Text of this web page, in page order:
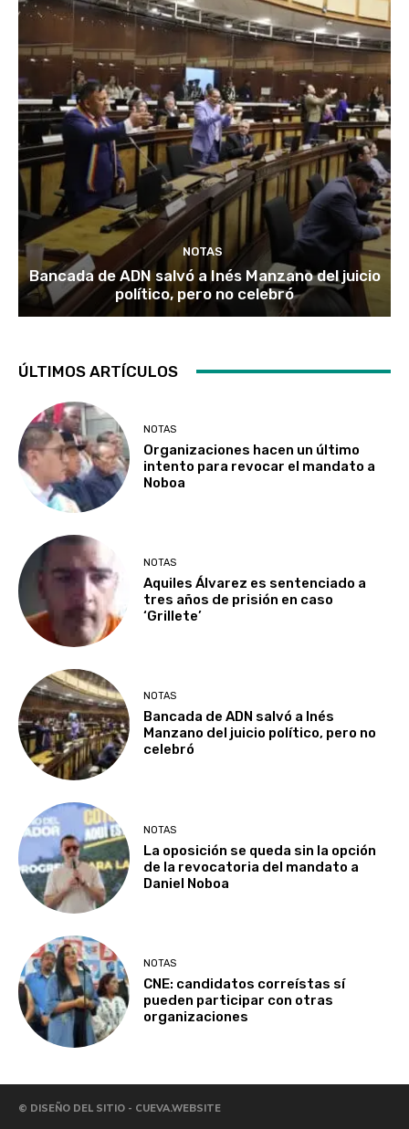
NOTAS
Bancada de ADN salvó a Inés Manzano del juicio
político, pero no celebró
ÚLTIMOS ARTÍCULOS
NOTAS
Organizaciones hacen un último
intento para revocar el mandato a
Noboa
NOTAS
Aquiles Álvarez es sentenciado a
tres años de prisión en caso
‘Grillete’
NOTAS
Bancada de ADN salvó a Inés
Manzano del juicio político, pero no
celebró
NOTAS
La oposición se queda sin la opción
de la revocatoria del mandato a
Daniel Noboa
NOTAS
CNE: candidatos correístas sí
pueden participar con otras
organizaciones
© DISEÑO DEL SITIO - CUEVA.WEBSITE